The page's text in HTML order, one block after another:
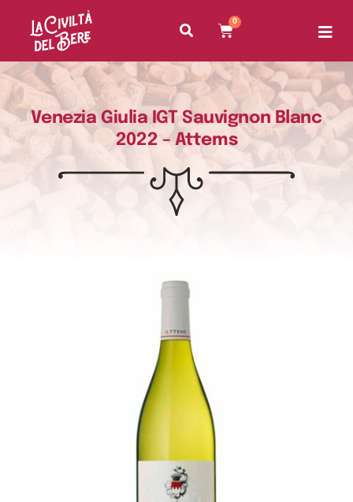
0
Venezia Giulia IGT Sauvignon Blanc
2022 – Attems